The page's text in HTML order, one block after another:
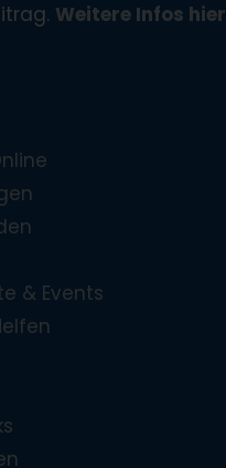
Weitere Infos hier
& Events